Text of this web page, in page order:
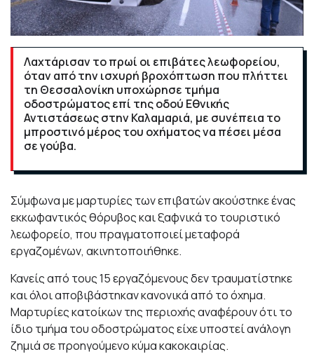
Λαχτάρισαν το πρωί οι επιβάτες λεωφορείου,
όταν από την ισχυρή βροχόπτωση που πλήττει
τη Θεσσαλονίκη υποχώρησε τμήμα
οδοστρώματος επί της οδού Εθνικής
Αντιστάσεως στην Καλαμαριά, με συνέπεια το
μπροστινό μέρος του οχήματος να πέσει μέσα
σε γούβα.
Σύμφωνα με μαρτυρίες των επιβατών ακούστηκε ένας
εκκωφαντικός θόρυβος και ξαφνικά το τουριστικό
λεωφορείο, που πραγματοποιεί μεταφορά
εργαζομένων, ακινητοποιήθηκε.
Κανείς από τους 15 εργαζόμενους δεν τραυματίστηκε
και όλοι αποβιβάστηκαν κανονικά από το όχημα.
Μαρτυρίες κατοίκων της περιοχής αναφέρουν ότι το
ίδιο τμήμα του οδοστρώματος είχε υποστεί ανάλογη
ζημιά σε προηγούμενο κύμα κακοκαιρίας.